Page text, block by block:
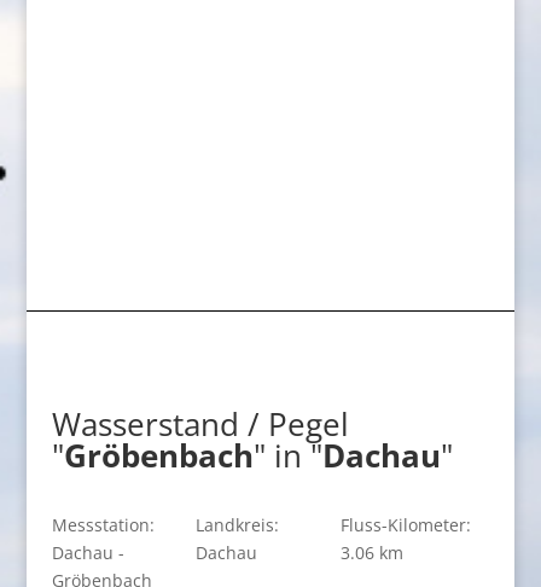
Wasserstand / Pegel
"Gröbenbach" in "Dachau"
Messstation:
Dachau -
Gröbenbach
Landkreis:
Dachau
Fluss-Kilometer:
3.06 km